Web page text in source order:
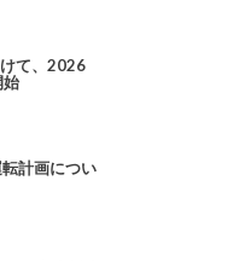
て、2026
計画につい